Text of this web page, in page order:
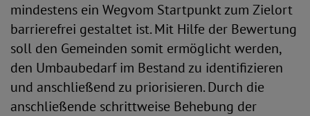
mindestens ein Wegvom Startpunkt zum Zielort
barrierefrei gestaltet ist. Mit Hilfe der Bewertung
soll den Gemeinden somit ermöglicht werden,
den Umbaubedarf im Bestand zu identifizieren
und anschließend zu priorisieren. Durch die
anschließende schrittweise Behebung der